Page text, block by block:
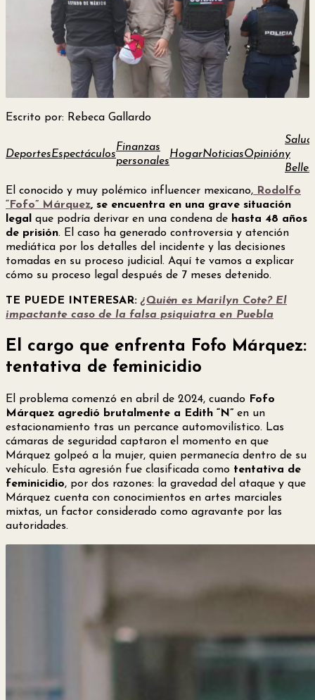
Escrito por: Rebeca Gallardo
DeportesEspectáculos
Finanzas
personales
HogarNoticiasOpinión
Salud
y
El conocido y muy polémico influencer mexicano, Rodolfo
“Fofo” Márquez, se encuentra en una grave situación
legal
que podría derivar en una condena de hasta 48 años
de prisión. El caso ha generado controversia y atención
mediática por los detalles del incidente y las decisiones
tomadas en su proceso judicial. Aquí te vamos a explicar
cómo su proceso legal después de 7 meses detenido.
TE PUEDE INTERESAR:¿Quién es Marilyn Cote? El
impactante caso de la falsa psiquiatra en Puebla
El cargo que enfrenta Fofo Márquez:
tentativa de feminicidio
El problema comenzó en abril de 2024, cuando Fofo
Márquez agredió brutalmente a Edith “N” en un
estacionamiento tras un percance automovilístico. Las
cámaras de seguridad captaron el momento en que
Márquez golpeó a la mujer, quien permanecía dentro de su
vehículo. Esta agresión fue clasificada como tentativa de
feminicidio, por dos razones: la gravedad del ataque y que
Márquez cuenta con conocimientos en artes marciales
mixtas, un factor considerado como agravante por las
autoridades.